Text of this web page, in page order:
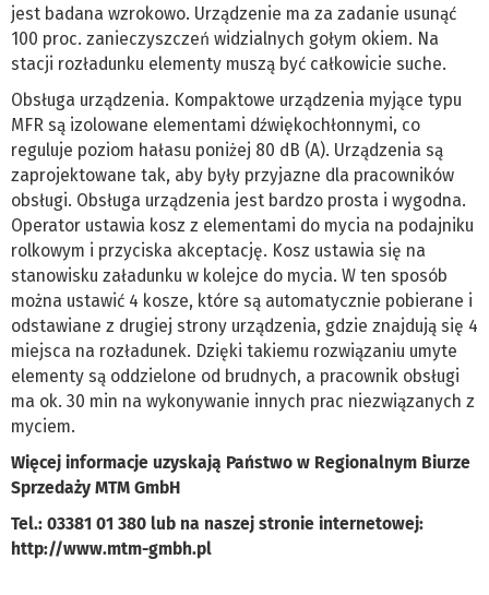
jest badana wzrokowo. Urządzenie ma za zadanie usunąć
100 proc. zanieczyszczeń widzialnych gołym okiem. Na
stacji rozładunku elementy muszą być całkowicie suche.
Obsługa urządzenia. Kompaktowe urządzenia myjące typu
MFR są izolowane elementami dźwiękochłonnymi, co
reguluje poziom hałasu poniżej 80 dB (A). Urządzenia są
zaprojektowane tak, aby były przyjazne dla pracowników
obsługi. Obsługa urządzenia jest bardzo prosta i wygodna.
Operator ustawia kosz z elementami do mycia na podajniku
rolkowym i przyciska akceptację. Kosz ustawia się na
stanowisku załadunku w kolejce do mycia. W ten sposób
można ustawić 4 kosze, które są automatycznie pobierane i
odstawiane z drugiej strony urządzenia, gdzie znajdują się 4
miejsca na rozładunek. Dzięki takiemu rozwiązaniu umyte
elementy są oddzielone od brudnych, a pracownik obsługi
ma ok. 30 min na wykonywanie innych prac niezwiązanych z
myciem.
Więcej informacje uzyskają Państwo w Regionalnym Biurze
Sprzedaży MTM GmbH
Tel.: 03381 01 380 lub na naszej stronie internetowej:
http://www.mtm-gmbh.pl